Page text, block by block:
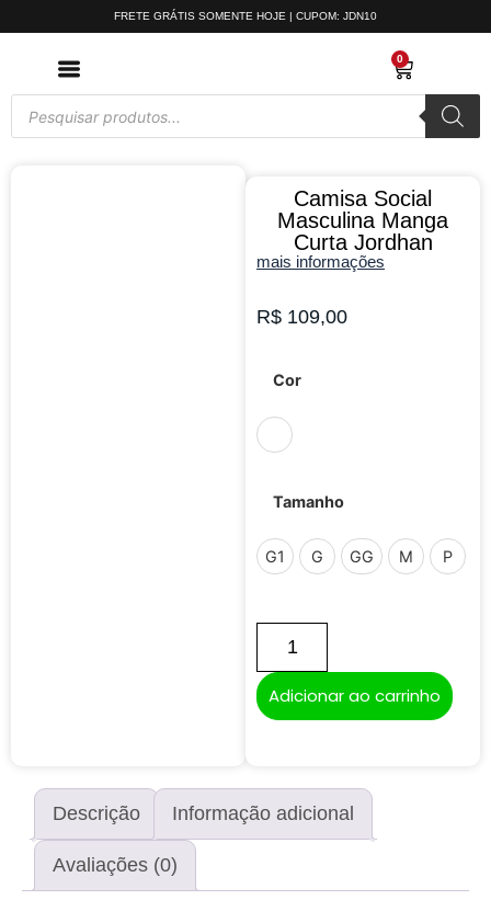
FRETE GRÁTIS SOMENTE HOJE | CUPOM: JDN10
0
Camisa Social
Masculina Manga
Curta Jordhan
mais informações
R$ 109,00
Cor
Branco
Tamanho
G1 G GG M P
Adicionar ao carrinho
Descrição Informação adicional
Avaliações (0)